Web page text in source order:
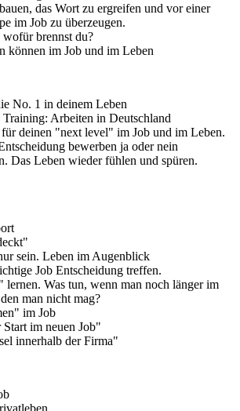
das Wort zu ergreifen und vor einer
im Job zu überzeugen.
wofür brennst du?
können im Job und im Leben
No. 1 in deinem Leben
Arbeiten in Deutschland
deinen "next level" im Job und im Leben.
bewerben ja oder nein
Das Leben wieder fühlen und spüren.
sein. Leben im Augenblick
Job Entscheidung treffen.
lernen. Was tun, wenn man noch länger im
man nicht mag?
im Job
im neuen Job"
innerhalb der Firma"